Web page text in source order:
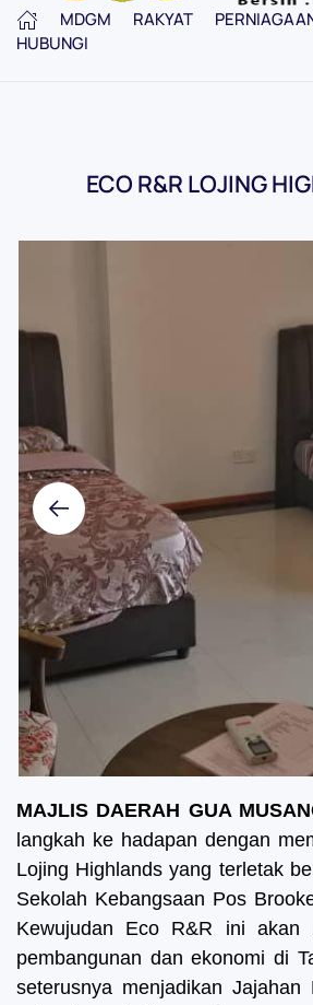
MDGM RAKYAT
HUBUNGI
ECO R&R LOJING
MAJLIS DAERAH GUA
langkah ke hadapan dengan
Lojing Highlands yang terletak
Sekolah Kebangsaan Pos
Kewujudan Eco R&R ini akan
pembangunan dan ekonomi di
seterusnya menjadikan Jajahan